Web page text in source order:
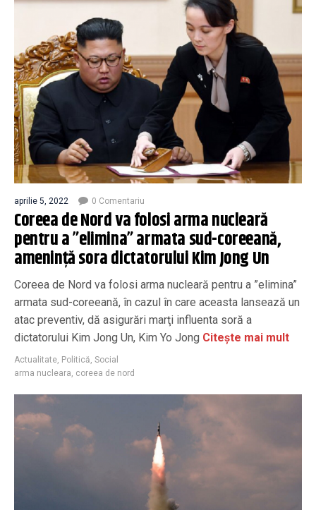
aprilie 5, 2022 0 Comentariu
Coreea de Nord va folosi arma nucleară
pentru a ”elimina” armata sud-coreeană,
ameninţă sora dictatorului Kim Jong Un
Coreea de Nord va folosi arma nucleară pentru a ”elimina”
armata sud-coreeană, în cazul în care aceasta lansează un
atac preventiv, dă asigurări marţi influenta soră a
dictatorului Kim Jong Un, Kim Yo Jong Citește mai mult
Actualitate, Politică, Social
arma nucleara, coreea de nord